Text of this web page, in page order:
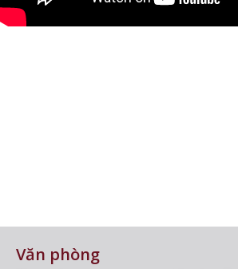
Văn phòng